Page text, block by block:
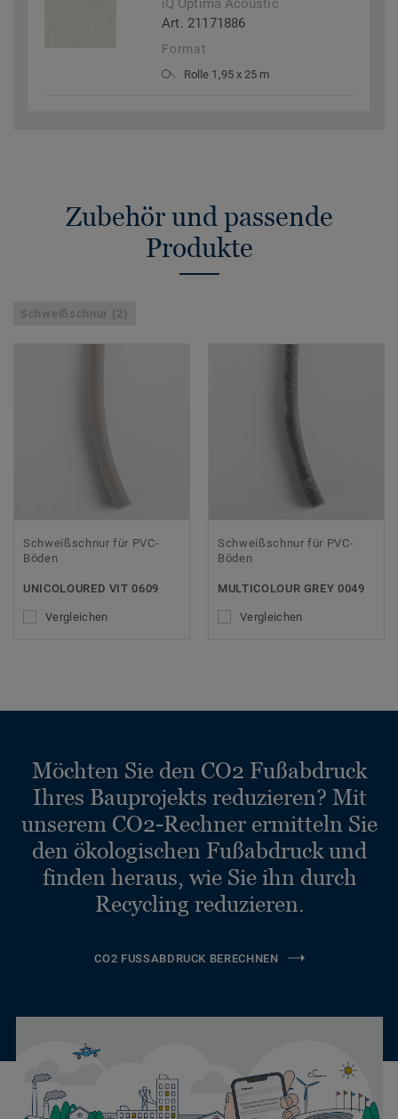
iQ Optima Acoustic
Art. 21171886
Format
Rolle 1,95 x 25 m
Zubehör und passende
Produkte
Schweißschnur (2)
Schweißschnur für PVC-
Böden
UNICOLOURED VIT 0609
Vergleichen
Schweißschnur für PVC-
Böden
MULTICOLOUR GREY 0049
Vergleichen
Möchten Sie den CO2 Fußabdruck
Ihres Bauprojekts reduzieren? Mit
unserem CO2-Rechner ermitteln Sie
den ökologischen Fußabdruck und
finden heraus, wie Sie ihn durch
Recycling reduzieren.
CO2 FUSSABDRUCK BERECHNEN